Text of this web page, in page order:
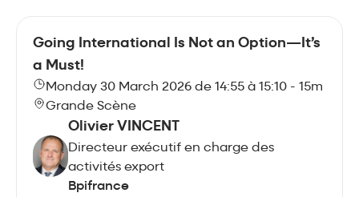
Going International Is Not an Option—It’s
a Must!
Monday 30 March 2026 de 14:55 à 15:10 - 15m
Grande Scène
Olivier VINCENT
Directeur exécutif en charge des
activités export
Bpifrance